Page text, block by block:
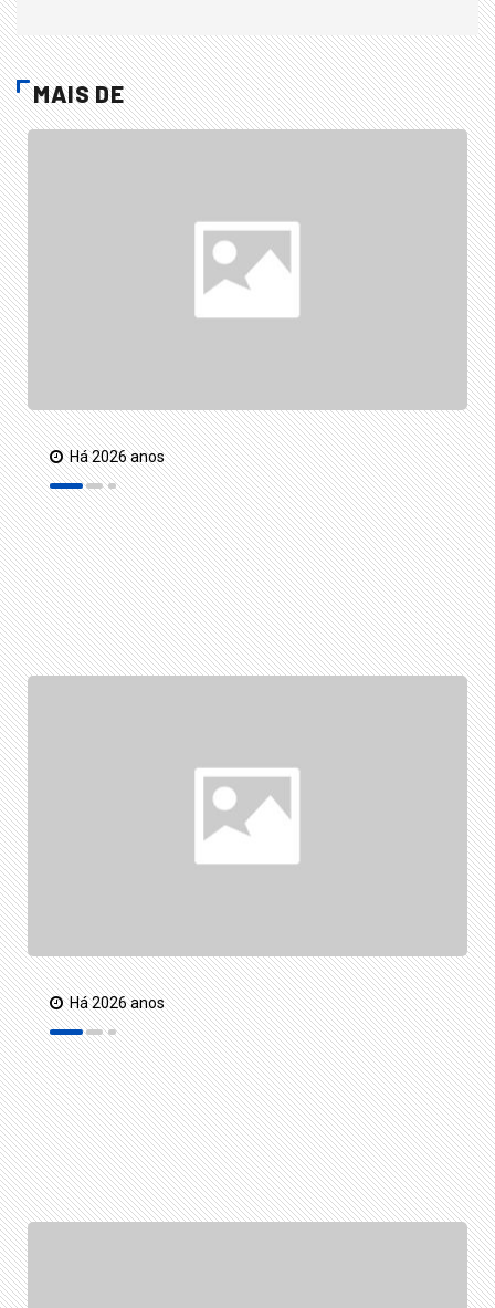
MAIS DE
Há 2026 anos
Há 2026 anos